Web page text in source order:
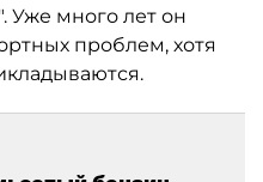
Уже много лет он
проблем, хотя